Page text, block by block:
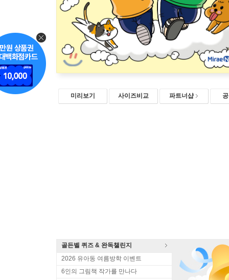
미리보기 사이즈비교 파트너샵
골든벨 퀴즈 & 완독챌린지
2026 유아동 여름방학 이벤트
6인의 그림책 작가를 만나다